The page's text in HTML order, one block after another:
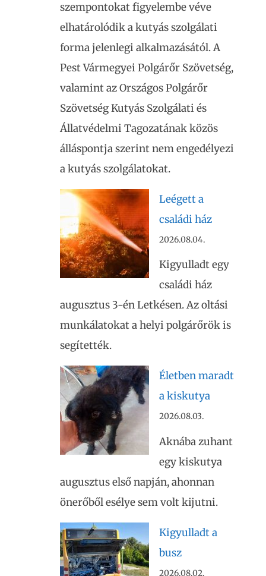
szempontokat figyelembe véve
elhatárolódik a kutyás szolgálati
forma jelenlegi alkalmazásától. A
Pest Vármegyei Polgárőr Szövetség,
valamint az Országos Polgárőr
Szövetség Kutyás Szolgálati és
Állatvédelmi Tagozatának közös
álláspontja szerint nem engedélyezi
a kutyás szolgálatokat.
Leégett a
családi ház
2026.08.04.
Kigyulladt egy
családi ház
augusztus 3-én Letkésen. Az oltási
munkálatokat a helyi polgárőrök is
segítették.
Életben maradt
a kiskutya
2026.08.03.
Aknába zuhant
egy kiskutya
augusztus első napján, ahonnan
önerőből esélye sem volt kijutni.
Kigyulladt a
busz
2026.08.02.